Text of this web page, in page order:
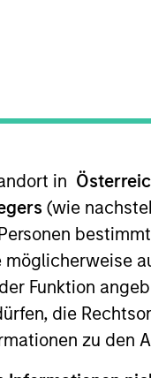
in
(wie
Funktion
die
zu den
künftige
berechnet.
zu